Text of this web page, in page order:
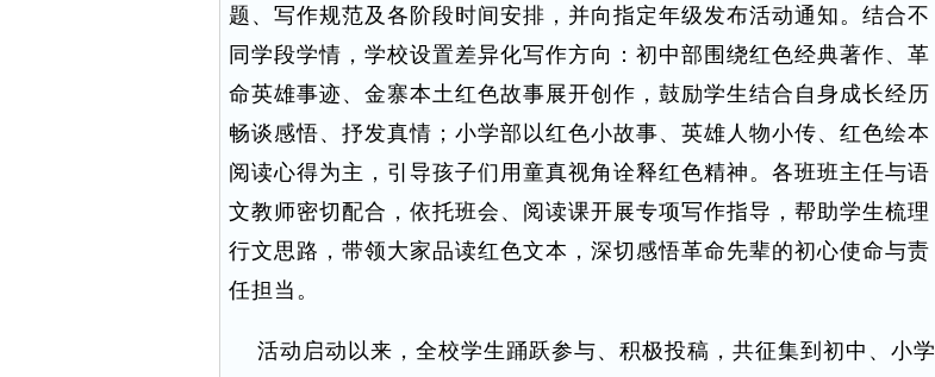
题、写作规范及各阶段时间安排，并向指定年级发布活动通知。结合不
同学段学情，学校设置差异化写作方向：初中部围绕红色经典著作、革
命英雄事迹、金寨本土红色故事展开创作，鼓励学生结合自身成长经历
畅谈感悟、抒发真情；小学部以红色小故事、英雄人物小传、红色绘本
阅读心得为主，引导孩子们用童真视角诠释红色精神。各班班主任与语
文教师密切配合，依托班会、阅读课开展专项写作指导，帮助学生梳理
行文思路，带领大家品读红色文本，深切感悟革命先辈的初心使命与责
任担当。
活动启动以来，全校学生踊跃参与、积极投稿，共征集到初中、小学